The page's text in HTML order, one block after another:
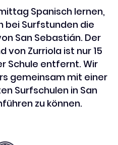
Spanisch lernen,
bei Surfstunden die
San Sebastián. Der
von Zurriola ist nur 15
Schule entfernt. Wir
gemeinsam mit einer
Surfschulen in San
zu können.